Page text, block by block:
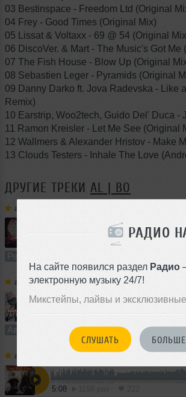
РАДИО
На сайте появился раздел Радио
электронную музыку 24/7!
Микстейпы, лайвы и
СЛУШАТЬ
03 Bestinspace - Freedom Ltd (Original
04 Frey - Good Times (Original Mix)
05 Lissat & Voltaxx - 69 @ 54 (Original
06 DiscoVer. & Mart - The Music's Got Me
07 The Fish House - Blow Up (Original
08 Sebastien Leger - Pyramids (Original
09 Danny Darko ft. Jova Radevska - Like
Remix)
10 Earstrip, Woo2tech, Guido Del' Duca
11 Ramon Kreisler - Let Me See (Original
12 Wallmers & Alexander Hristov - Make
13 Clouds Testers - Inhale The Love
ДРУГИЕ ТРЕКИ AL | BO
al | bo
893 1
Ремикс
al | bo ➝Feramania - Dance, Dance (al biber instrumental mix)
Авторский трек В плейлист
al | bo Love Well Done (EDM version, ft. DJ Haley)
5:08